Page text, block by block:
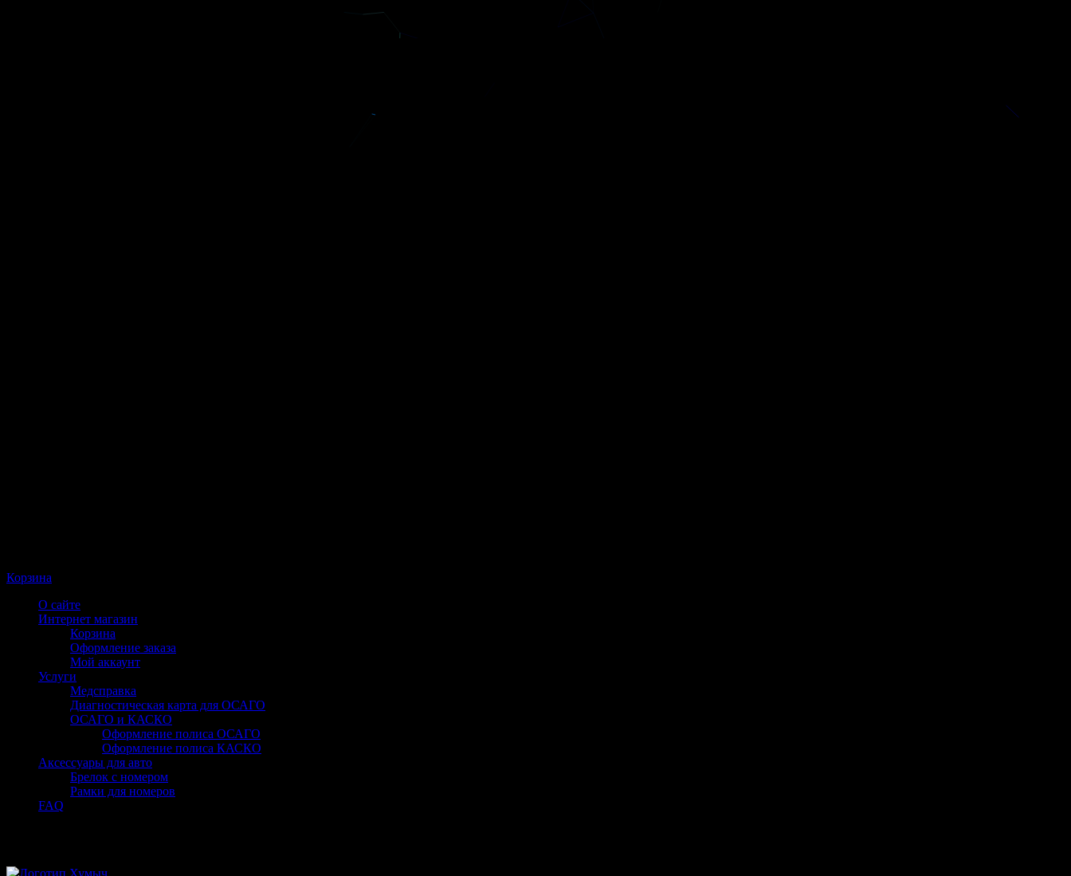
Корзина
О сайте
Интернет магазин
Корзина
Оформление заказа
Мой аккаунт
Услуги
Медсправка
Диагностическая карта для ОСАГО
ОСАГО и КАСКО
Оформление полиса ОСАГО
Оформление полиса КАСКО
Аксессуары для авто
Брелок с номером
Рамки для номеров
FAQ